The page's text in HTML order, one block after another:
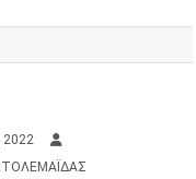
2022